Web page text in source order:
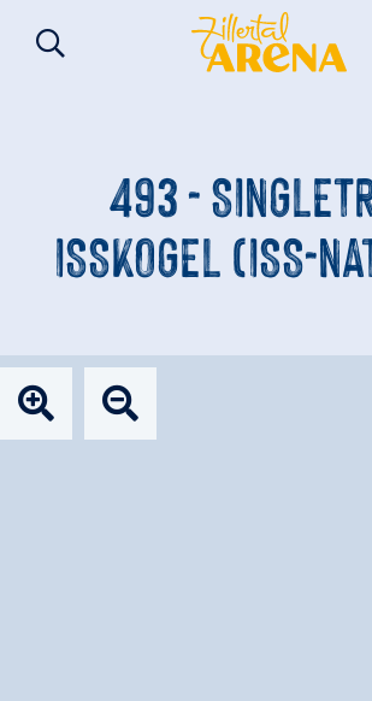
493 -
ISSKOGEL (ISS-